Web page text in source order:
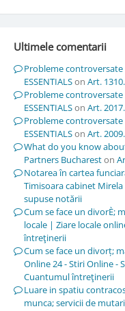
Ultimele comentarii
Probleme
ESSENTIALSon Art.
Probleme
ESSENTIALSon Art.
Probleme
ESSENTIALSon Art.
What do you know
Partners Buchareston
Notarea în cartea
Timisoara cabinet Mirela
supuse notării
Cum se face un divorÈ;
locale | Ziare locale
întreţinerii
Cum se face un divorț;
Online 24 - Stiri Online -
Cuantumul întreţinerii
Luare in spatiu
munca; servicii de